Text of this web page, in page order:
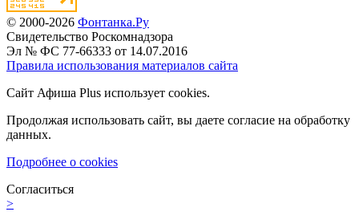
© 2000-2026 Фонтанка.Ру
Свидетельство Роскомнадзора
Эл № ФС 77-66333 от 14.07.2016
Правила использования материалов сайта
Сайт Афиша Plus использует cookies.
Продолжая использовать сайт, вы даете согласие на обработку
данных.
Подробнее о cookies
Согласиться
>